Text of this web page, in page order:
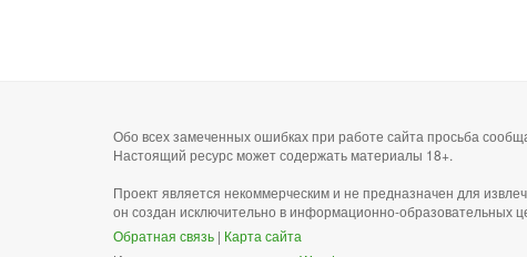
Обо всех замеченных ошибках при работе сайта просьба
Настоящий ресурс может содержать материалы 18+.
Проект является некоммерческим и не предназначен для
он создан исключительно в информационно-образовательных
Обратная связь | Карта сайта